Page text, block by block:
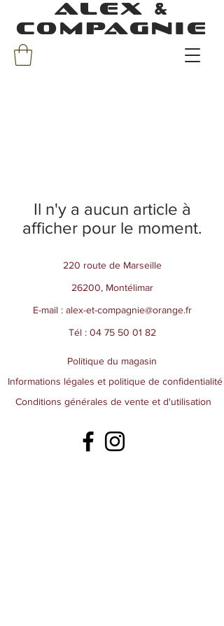
ALEX &
COMPAGNIE
Il n'y a aucun article à
afficher pour le moment.
220 route de Marseille
26200, Montélimar
E-mail : alex-et-compagnie@orange.fr
Tél : 04 75 50 01 82
Politique du magasin
Informations légales et politique de confidentialité
Conditions générales de vente et d'utilisation